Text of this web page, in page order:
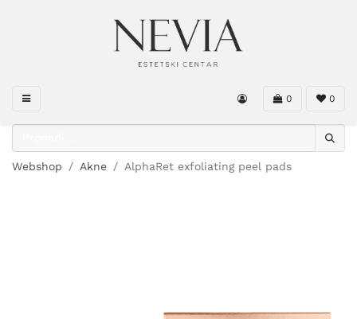
0 0
Webshop Akne AlphaRet exfoliating peel pads